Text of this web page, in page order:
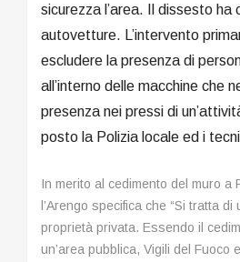
sicurezza l’area. Il dissesto ha
autovetture. L’intervento
escludere la presenza di
all’interno delle macchine che
presenza nei pressi di
posto la Polizia locale ed i
In merito al cedimento del muro a
l’Arengo specifica che “Si tratta di
proprietà privata. Essendo il
un’area pubblica, Vigili del Fuoco